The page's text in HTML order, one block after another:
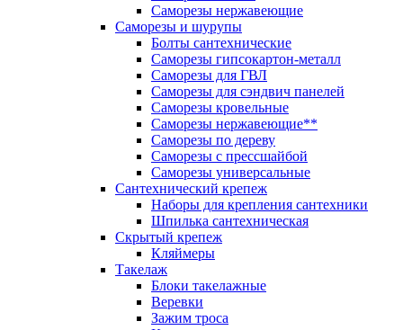
Саморезы нержавеющие
Саморезы и шурупы
Болты сантехнические
Саморезы гипсокартон-металл
Саморезы для ГВЛ
Саморезы для сэндвич панелей
Саморезы кровельные
Саморезы нержавеющие**
Саморезы по дереву
Саморезы с прессшайбой
Саморезы универсальные
Сантехнический крепеж
Наборы для крепления сантехники
Шпилька сантехническая
Скрытый крепеж
Кляймеры
Такелаж
Блоки такелажные
Веревки
Зажим троса